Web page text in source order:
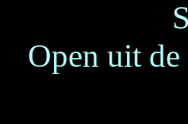
Open uit